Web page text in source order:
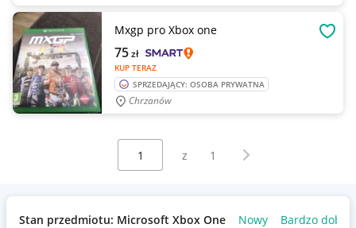
Mxgp pro Xbox one
KUP TERAZ
75zł
SPRZEDAJĄCY: OSOBA PRYWATNA
Chrzanów
Wybierz stronę:
z 1 Następna strona
Stan przedmiotu: Microsoft Xbox One Nowy Bardzo dobry